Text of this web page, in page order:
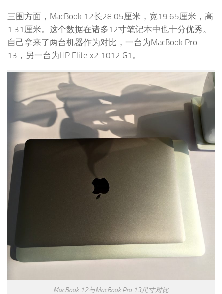
三围方面，MacBook 12长28.05厘米，宽19.65厘米，高
1.31厘米。这个数据在诸多12寸笔记本中也十分优秀。
自己拿来了两台机器作为对比，一台为MacBook Pro
13，另一台为HP Elite x2 1012 G1。
MacBook 12与MacBook Pro 13尺寸对比